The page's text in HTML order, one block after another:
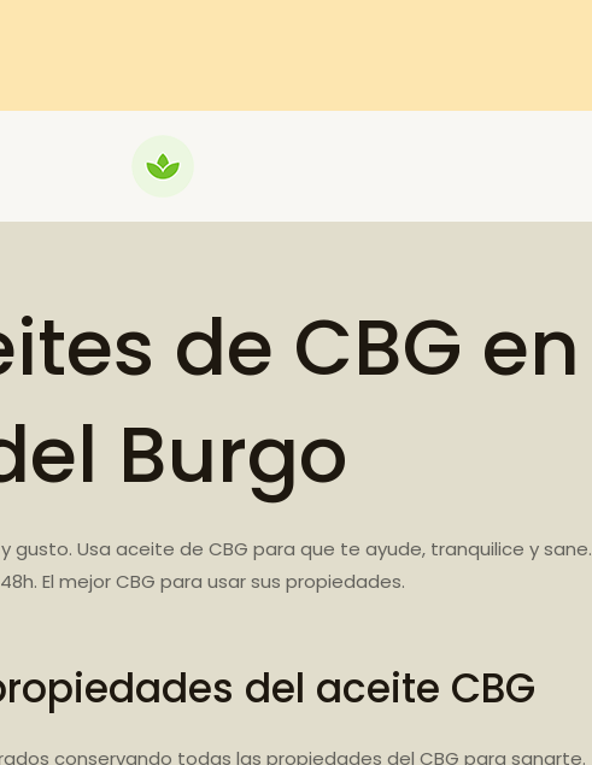
de CBG
Burgo
Usa aceite de CBG para que te ayude, tranquilice y
El mejor CBG para usar sus propiedades.
del aceite CBG
conservando todas las propiedades del CBG para sanarte.